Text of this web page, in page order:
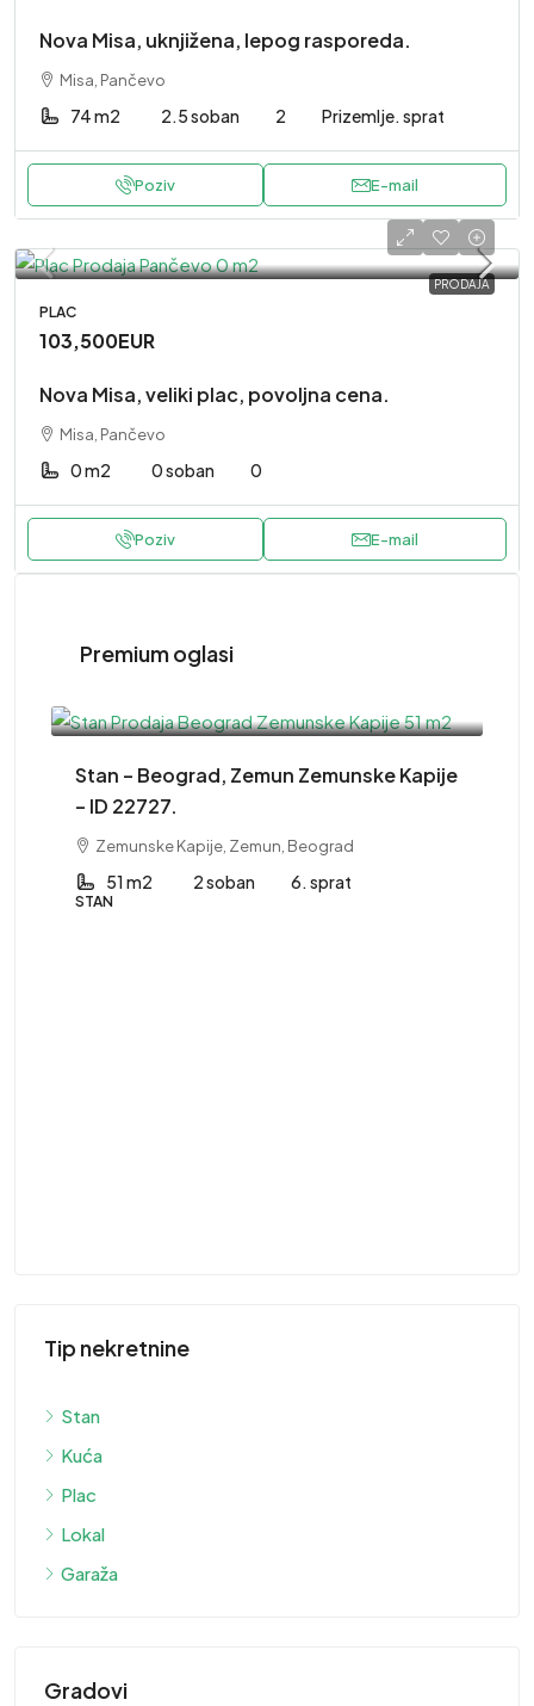
Nova Misa, uknjižena, lepog rasporeda.
Misa, Pančevo
74 m2 2.5 soban 2 Prizemlje. sprat
Poziv E-mail
PRODAJA
PLAC
103,500EUR
Nova Misa, veliki plac, povoljna cena.
Misa, Pančevo
0 m2 0 soban 0
Poziv E-mail
Premium oglasi
Stan – Beograd, Zemun Zemunske Kapije
– ID 22727.
Zemunske Kapije, Zemun, Beograd
51 m2 2 soban 6. sprat
STAN
Tip nekretnine
Stan
Kuća
Plac
Lokal
Garaža
Gradovi